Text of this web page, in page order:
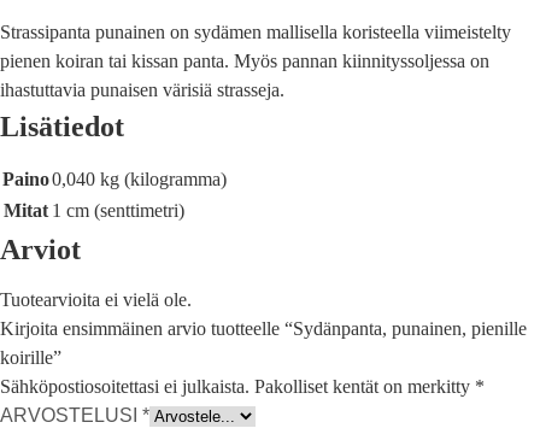
Strassipanta punainen on sydämen mallisella koristeella viimeistelty
pienen koiran tai kissan panta. Myös pannan kiinnityssoljessa on
ihastuttavia punaisen värisiä strasseja.
Lisätiedot
Paino0,040 kg (kilogramma)
Mitat 1 cm (senttimetri)
Arviot
Tuotearvioita ei vielä ole.
Kirjoita ensimmäinen arvio tuotteelle “Sydänpanta, punainen, pienille
koirille”
Sähköpostiosoitettasi ei julkaista. Pakolliset kentät on merkitty *
ARVOSTELUSI *